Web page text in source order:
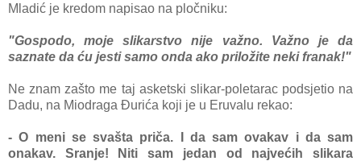
Mladić je kredom napisao na pločniku:
"Gospodo, moje slikarstvo nije važno. Važno je da
saznate da ću jesti samo onda ako priložite neki franak!"
Ne znam zašto me taj asketski slikar-poletarac podsjetio na
Dadu, na Miodraga Đurića koji je u Eruvalu rekao:
- O meni se svašta priča. I da sam ovakav i da sam
onakav. Sranje! Niti sam jedan od najvećih slikara